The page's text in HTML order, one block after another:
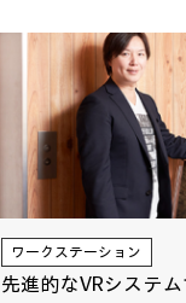
ワークステーション
先進的なVRシステ